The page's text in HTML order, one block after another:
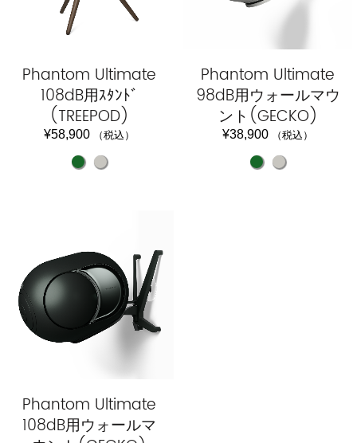
Phantom Ultimate
108dB用ｽﾀﾝﾄﾞ
(TREEPOD)
¥58,900 （税込）
Phantom Ultimate
98dB用ウォールマウ
ント(GECKO)
¥38,900 （税込）
Phantom Ultimate
108dB用ウォールマ